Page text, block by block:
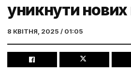
уникнути
8 КВІТНЯ, 2025 / 01:05